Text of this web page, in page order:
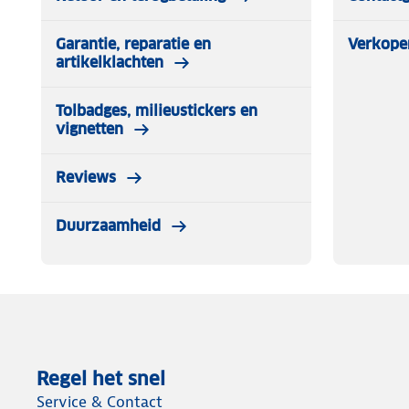
Garantie, reparatie en
artikelklachten
Tolbadges, milieustickers en
vignetten
Reviews
Duurzaamheid
Regel het snel
Service & Contact